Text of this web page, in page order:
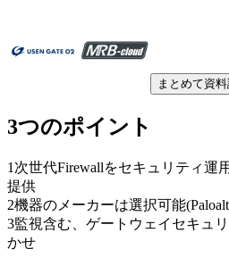
まとめて資
3つのポイント
1 次世代Firewallをセキュリティ運
提供
2機器のメーカーは選択可能
3監視含む、ゲートウェイセキュ
かせ